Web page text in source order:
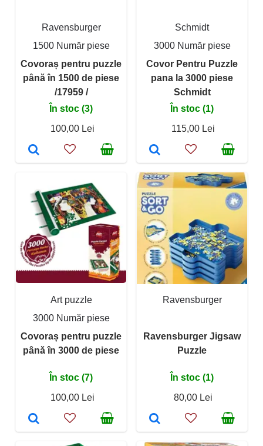
Ravensburger
1500 Număr piese
Covoraș pentru puzzle
până în 1500 de piese
/17959 /
În stoc (3)
100,00 Lei
Schmidt
3000 Număr piese
Covor Pentru Puzzle
pana la 3000 piese
Schmidt
În stoc (1)
115,00 Lei
Art puzzle
3000 Număr piese
Covoraș pentru puzzle
până în 3000 de piese
În stoc (7)
100,00 Lei
Ravensburger
Ravensburger Jigsaw
Puzzle
În stoc (1)
80,00 Lei